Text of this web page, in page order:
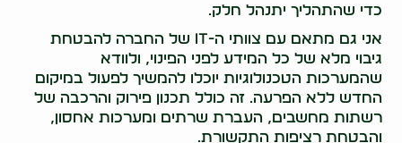
כדי שהתהליך יתנהל חלק.
אני גם מתאם עם צוותי ה-IT של החברה להבטחת
גיבוי מלא של כל המידע לפני הפינוי, ולוודא
שהמערכות הטכנולוגיות יוכלו להמשיך לפעול במיקום
החדש ללא הפרעה. זה כולל תכנון פירוק והרכבה של
רשתות מחשבים, העברת שרתים ומערכות אחסון,
והבטחת רציפות התקשורת.